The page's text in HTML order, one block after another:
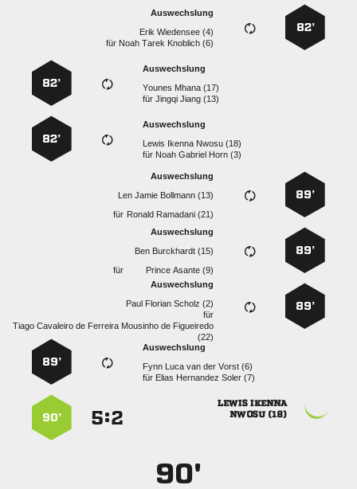
82’
Auswechslung
  
für    
Auswechslung
  
für  
82’
Auswechslung
   
für    
82’
89’
Auswechslung
   
für   
89’
Auswechslung
  
für
  
89’
Auswechslung
   
für
      

Auswechslung
     
für    
89’
 
 
:
90’
90'